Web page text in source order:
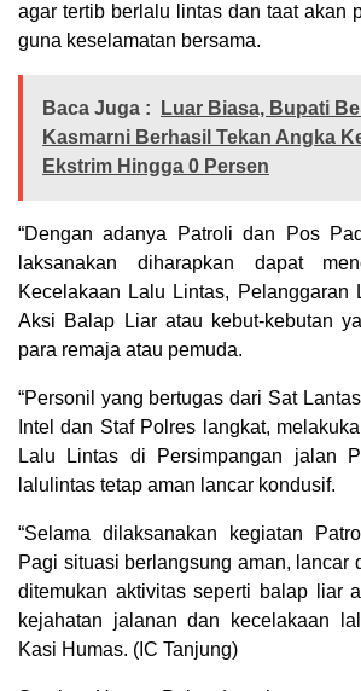
agar tertib berlalu lintas dan taat akan
guna keselamatan bersama.
Baca Juga :
Luar Biasa, Bupati
Kasmarni Berhasil Tekan Angka
Ekstrim Hingga 0 Persen
“Dengan adanya Patroli dan Pos
laksanakan diharapkan dapat
Kecelakaan Lalu Lintas, Pelanggaran
Aksi Balap Liar atau kebut-kebutan
para remaja atau pemuda.
“Personil yang bertugas dari Sat
Intel dan Staf Polres langkat,
Lalu Lintas di Persimpangan jalan
lalulintas tetap aman lancar kondusif.
“Selama dilaksanakan kegiatan
Pagi situasi berlangsung aman, lancar
ditemukan aktivitas seperti balap liar
kejahatan jalanan dan kecelakaan
Kasi Humas. (IC Tanjung)